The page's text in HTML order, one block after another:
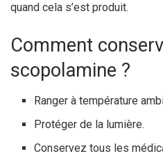
quand cela s’est produit.
Comment
scopolamine ?
Ranger à température
Protéger de la lumière.
Conservez tous les